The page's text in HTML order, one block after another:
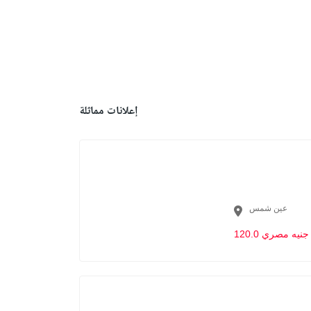
إعلانات مماثلة
عين شمس
120.0 جنيه مصري